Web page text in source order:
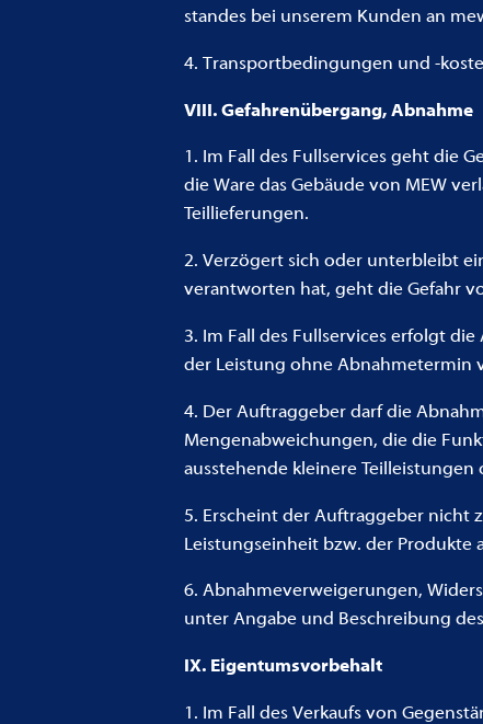
standes bei unserem Kunden an
4. Transportbedingungen und -
VIII. Gefahrenübergang, Abnahme
1. Im Fall des Fullservices geht die
die Ware das Gebäude von MEW
Teillieferungen.
2. Verzögert sich oder unterbleibt
verantworten hat, geht die Gefahr
3. Im Fall des Fullservices erfolgt
der Leistung ohne Abnahmetermin
4. Der Auftraggeber darf die
Mengenabweichungen, die die
ausstehende kleinere
5. Erscheint der Auftraggeber nicht
Leistungseinheit bzw. der Produkte
6. Abnahmeverweigerungen,
unter Angabe und Beschreibung
IX. Eigentumsvorbehalt
1. Im Fall des Verkaufs von